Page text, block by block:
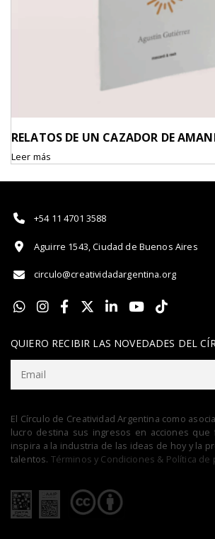
RELATOS DE UN CAZADOR DE
Leer más
+54 11 4701 3588
Aguirre 1543, Ciudad de Buenos Aires
circulo@creatividadargentina.org
QUIERO RECIBIR LAS NOVEDADES DEL
El Círculo de Creatividad Argentina como
lucro destina sus ingresos en acciones que
inspira a la industria de las ideas de hoy y la
talentos. Términos y Condiciones & Política de